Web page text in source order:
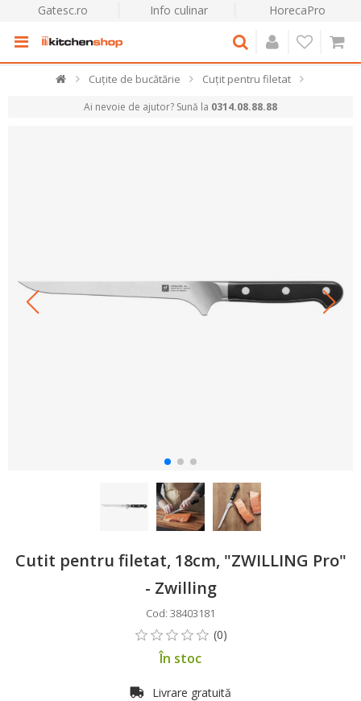
Gatesc.ro Info culinar HorecaPro
Cuțite de bucătărie Cuțit pentru filetat
Ai nevoie de ajutor? Sună la 0314.08.88.88
Cutit pentru filetat, 18cm, "ZWILLING Pro"
- Zwilling
Cod: 38403181
În stoc
Livrare gratuită